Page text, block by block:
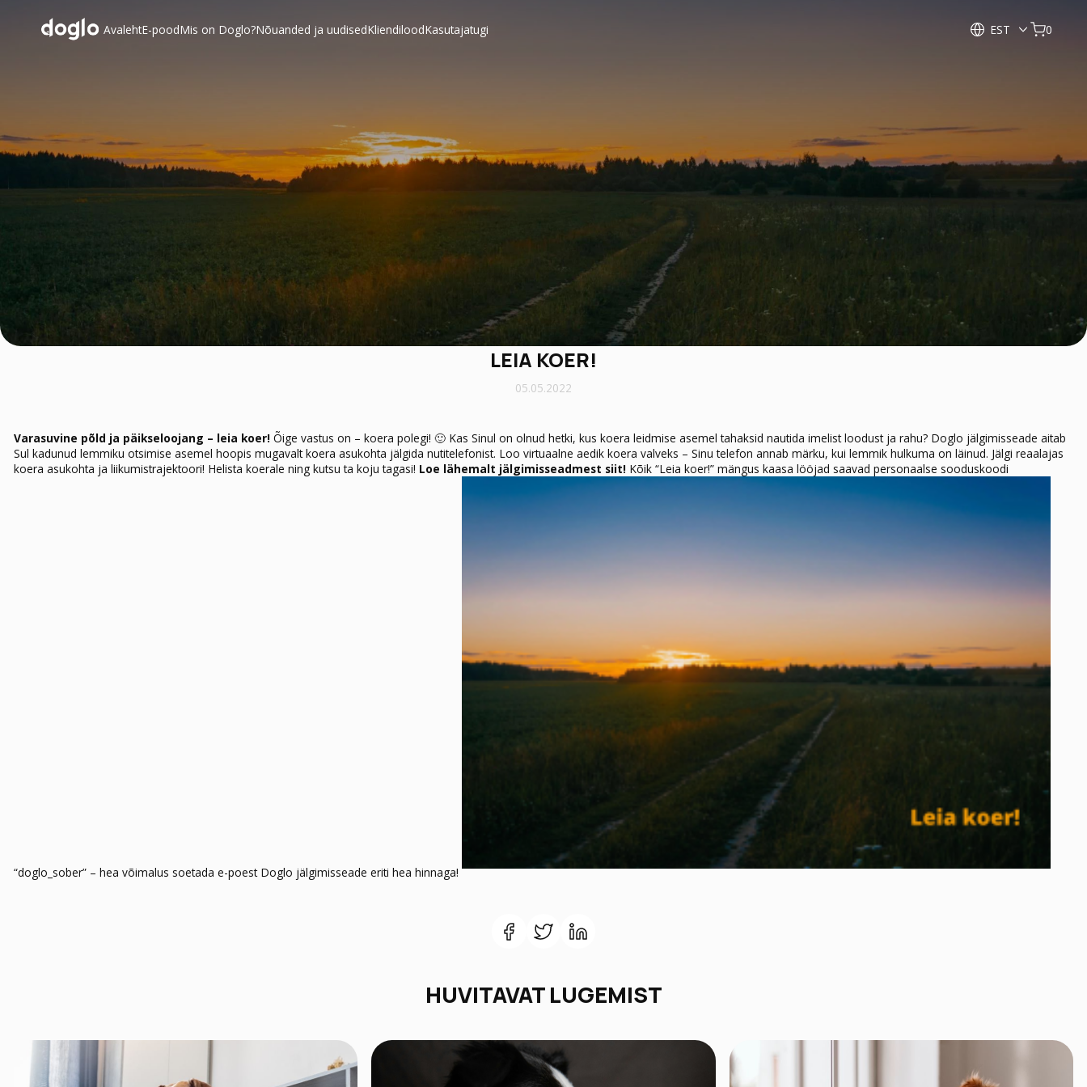
AvalehtE-poodMis on Doglo?Nõuanded ja uudisedKliendiloodKasutajatugi EST 0
LEIA KOER!
05.05.2022
Varasuvine põld ja päikseloojang – leia koer! Õige vastus on – koera polegi! 🙂 Kas Sinul on olnud hetki, kus koera leidmise asemel tahaksid nautida imelist loodust ja rahu? Doglo jälgimisseade aitab
Sul kadunud lemmiku otsimise asemel hoopis mugavalt koera asukohta jälgida nutitelefonist. Loo virtuaalne aedik koera valveks – Sinu telefon annab märku, kui lemmik hulkuma on läinud. Jälgi reaalajas
koera asukohta ja liikumistrajektoori! Helista koerale ning kutsu ta koju tagasi! Loe lähemalt jälgimisseadmest siit! Kõik “Leia koer!” mängus kaasa lööjad saavad personaalse sooduskoodi
“doglo_sober” – hea võimalus soetada e-poest Doglo jälgimisseade eriti hea hinnaga!
HUVITAVAT LUGEMIST